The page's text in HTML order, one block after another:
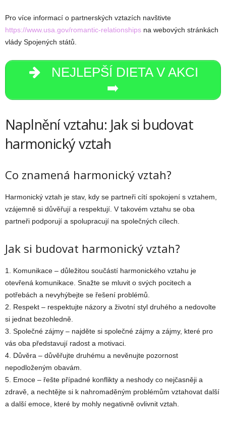
Pro více informací o partnerských vztazích navštivte
https://www.usa.gov/romantic-relationships na webových stránkách
vlády Spojených států.
NEJLEPŠÍ DIETA V AKCI
➡️
Naplnění vztahu: Jak si budovat
harmonický vztah
Co znamená harmonický vztah?
Harmonický vztah je stav, kdy se partneři cítí spokojení s vztahem,
vzájemně si důvěřují a respektují. V takovém vztahu se oba
partneři podporují a spolupracují na společných cílech.
Jak si budovat harmonický vztah?
1. Komunikace – důležitou součástí harmonického vztahu je
otevřená komunikace. Snažte se mluvit o svých pocitech a
potřebách a nevyhýbejte se řešení problémů.
2. Respekt – respektujte názory a životní styl druhého a nedovolte
si jednat bezohledně.
3. Společné zájmy – najděte si společné zájmy a zájmy, které pro
vás oba představují radost a motivaci.
4. Důvěra – důvěřujte druhému a nevěnujte pozornost
nepodloženým obavám.
5. Emoce – řešte případné konflikty a neshody co nejčasněji a
zdravě, a nechtějte si k nahromaděným problémům vztahovat další
a další emoce, které by mohly negativně ovlivnit vztah.